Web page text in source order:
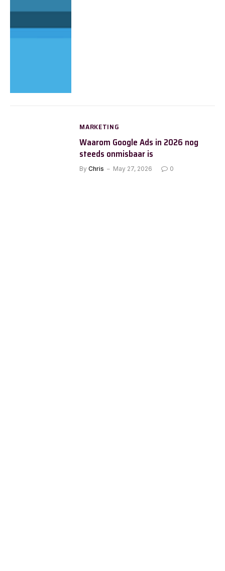
MARKETING
Waarom Google Ads in 2026 nog
steeds onmisbaar is
By Chris May 27, 2026 0